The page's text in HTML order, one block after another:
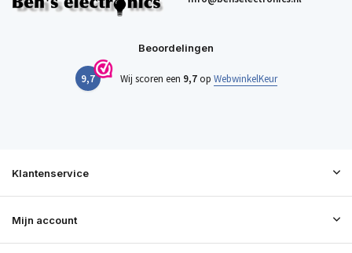
Beoordelingen
9,7 Wij scoren een 9,7op WebwinkelKeur
Klantenservice
Mijn account